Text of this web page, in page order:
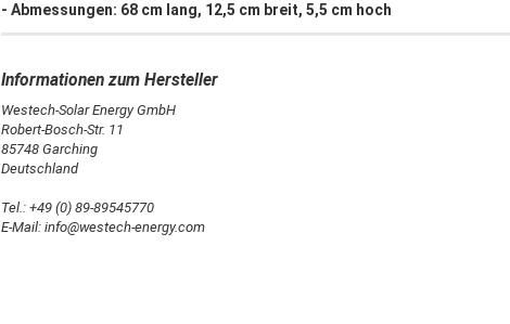
- Abmessungen: 68 cm lang, 12,5 cm breit, 5,5 cm hoch
Westech-Solar Energy GmbH
Robert-Bosch-Str. 11
85748 Garching
Deutschland
Tel.: +49 (0) 89-89545770
E-Mail: info@westech-energy.com